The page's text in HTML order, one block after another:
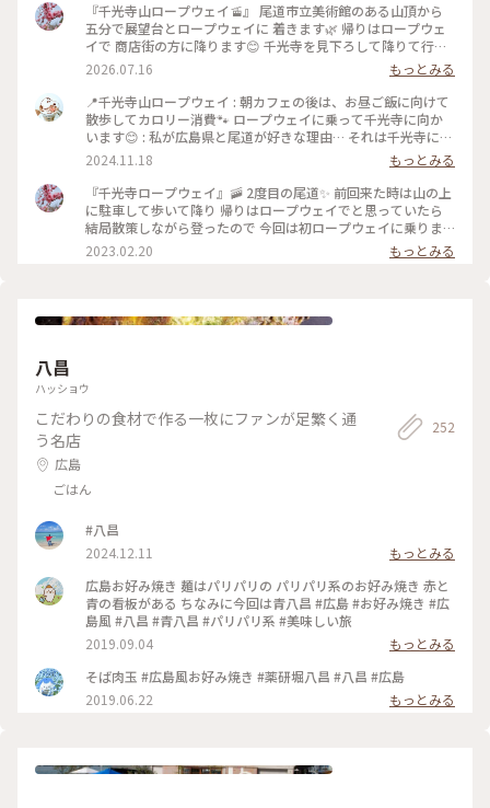
『千光寺山ロープウェイ🚡』 尾道市立美術館のある山頂から
五分で展望台とロープウェイに 着きます🌿 帰りはロープウェ
イで 商店街の方に降ります😊 千光寺を見下ろして降りて行き
ます🩵 薄雲りで景色はイマイチでしたが 尾道大橋まで見渡せ
る 絶景ビューです✨ ・ ・ #ひみつの絶景 #美しい町 #海の見え
る町 #ことりっぷ尾道 #尾道ひとり旅 #ひとり旅 #千光寺山ロ
ープウェイ #ロープウェイ #千光寺 #尾道水道 #尾道大橋 #瀬戸
内 #瀬戸内海 #海 #尾道 #広島 #広島県
2026.07.16
もっとみる
📍千光寺山ロープウェイ : 朝カフェの後は、お昼ご飯に向けて
散歩してカロリー消費🐾 ロープウェイに乗って千光寺に向か
います😊 : 私が広島県と尾道が好きな理由… それは千光寺にあ
ります🌟 7年前、友人と女子旅した際、尾道の方々に親切にし
てもらい、とても嬉しく楽しかった思い出があるからです😌
当時、ロープウェイがとても混んでいて30〜40分待ち。 他に
も行きたいスポットがあったので、「歩いて行くか…でも道が
よく分からないね😅」なんて話していたら、ロープウェイ近く
の艮神社で秋祭りに出店していたおじさんが「どこから来た
の？」と話しかけてくださって… 千光寺に歩いて行きたい旨を
だね！」と話しかけたら、女の子「お父さんじゃない！知らな
中、結局千光寺まで案内してくれて見どころも教えてくれまし
ことだったな〜と思います… でも旅先でこんなに親切にしても
らったことがなかったので、広島の人は優しくてあたたかいん
い出を思い出しながら乗りました！ 頂上に向かうにつれ、景
📷:2024.10.12 Sat. : #クラシカルな街 #秋の彩り #岡山広島旅
#千光寺山ロープウェイ #尾道の町並み #いい眺め #広島 #尾道
#尾道散歩 #milkのミルキーな毎日
2024.11.18
もっとみる
『千光寺ロープウェイ』🚠 2度目の尾道✨ 前回来た時は山の上
に駐車して歩いて降り 帰りはロープウェイでと思っていたら
結局散策しながら登ったので 今回は初ロープウェイに乗りま
した。 雲も晴れて綺麗な青空が広がって 尾道水道の眺めも素
晴らしかったです。 艮神社のクスの木の真上を無事に昇って行
って 撮影をされました。 かわいい女の子2人が旅番組のリポー
か？と尋ねると、知りません と言われました💧 ❍❍❍48か地
ァンタジーの世界 #Myことりっぷ #2度目の尾道 #千光寺ロー
プウェイ #ロープウェイ #千光寺 #艮神社 #尾道水道 #尾道散策
2023.02.20 もっとみる
八昌
ハッショウ
こだわりの食材で作る一枚にファンが足繁く通
う名店
広島
ごはん
252
#八昌
2024.12.11
もっとみる
広島お好み焼き 麺はパリパリの パリパリ系のお好み焼き 赤と
青の看板がある ちなみに今回は青八昌 #広島 #お好み焼き #広
島風 #八昌 #青八昌 #パリパリ系 #美味しい旅
2019.09.04
もっとみる
そば肉玉 #広島風お好み焼き #薬研堀八昌 #八昌 #広島
2019.06.22
もっとみる